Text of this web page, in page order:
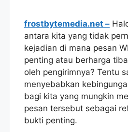
frostbytemedia.net –
antara kita yang tidak
kejadian di mana pesan
penting atau berharga
oleh pengirimnya? Tentu
menyebabkan
bagi kita yang mungkin
pesan tersebut sebagai
bukti penting.